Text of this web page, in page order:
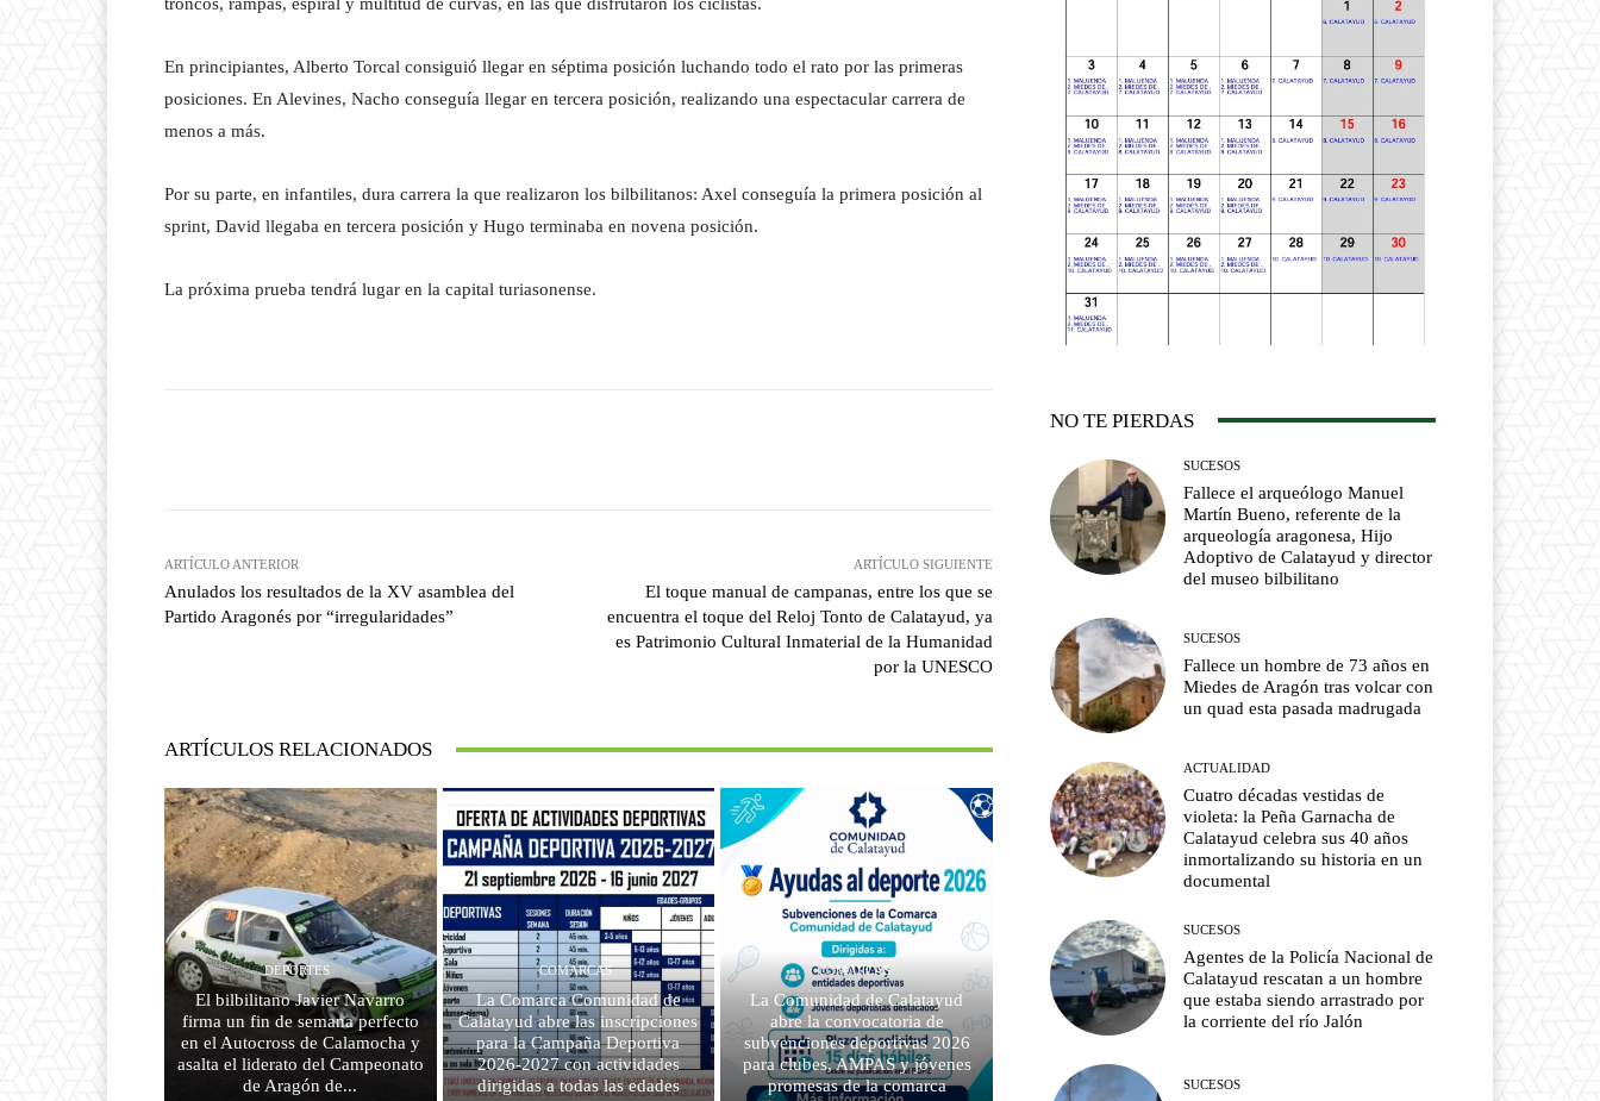
En principiantes, Alberto Torcal consiguió llegar en séptima posición luchando todo el rato por las primeras
posiciones. En Alevines, Nacho conseguía llegar en tercera posición, realizando una espectacular carrera de
menos a más.
Por su parte, en infantiles, dura carrera la que realizaron los bilbilitanos: Axel conseguía la primera posición al
sprint, David llegaba en tercera posición y Hugo terminaba en novena posición.
La próxima prueba tendrá lugar en la capital turiasonense.
ARTÍCULO ANTERIOR
Anulados los resultados de la XV asamblea del
Partido Aragonés por “irregularidades”
ARTÍCULO SIGUIENTE
El toque manual de campanas, entre los que se
encuentra el toque del Reloj Tonto de Calatayud, ya
es Patrimonio Cultural Inmaterial de la Humanidad
por la UNESCO
ARTÍCULOS RELACIONADOS
DEPORTES
El bilbilitano Javier Navarro
firma un fin de semana perfecto
en el Autocross de Calamocha y
asalta el liderato del Campeonato
de Aragón de...
COMARCAS
La Comarca Comunidad de
Calatayud abre las inscripciones
para la Campaña Deportiva
2026-2027 con actividades
dirigidas a todas las edades
COMARCAS
La Comunidad de Calatayud
abre la convocatoria de
subvenciones deportivas 2026
para clubes, AMPAS y jóvenes
promesas de la comarca
NO TE PIERDAS
SUCESOS
Fallece el arqueólogo Manuel
Martín Bueno, referente de la
arqueología aragonesa, Hijo
Adoptivo de Calatayud y director
del museo bilbilitano
SUCESOS
Fallece un hombre de 73 años en
Miedes de Aragón tras volcar con
un quad esta pasada madrugada
ACTUALIDAD
Cuatro décadas vestidas de
violeta: la Peña Garnacha de
Calatayud celebra sus 40 años
inmortalizando su historia en un
documental
SUCESOS
Agentes de la Policía Nacional de
Calatayud rescatan a un hombre
que estaba siendo arrastrado por
la corriente del río Jalón
SUCESOS